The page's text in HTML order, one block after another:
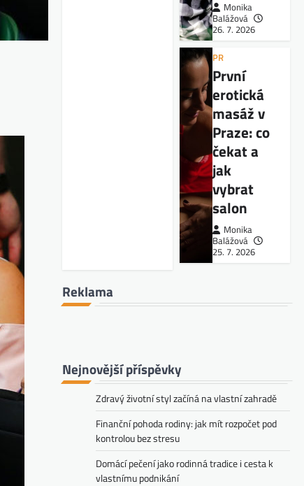
Monika
Balážová
26. 7. 2026
PR
První
erotická
masáž v
Praze: co
čekat a
jak
vybrat
salon
Monika
Balážová
25. 7. 2026
Reklama
Nejnovější příspěvky
Zdravý životní styl začíná na vlastní zahradě
Finanční pohoda rodiny: jak mít rozpočet pod
kontrolou bez stresu
Domácí pečení jako rodinná tradice i cesta k
vlastnímu podnikání